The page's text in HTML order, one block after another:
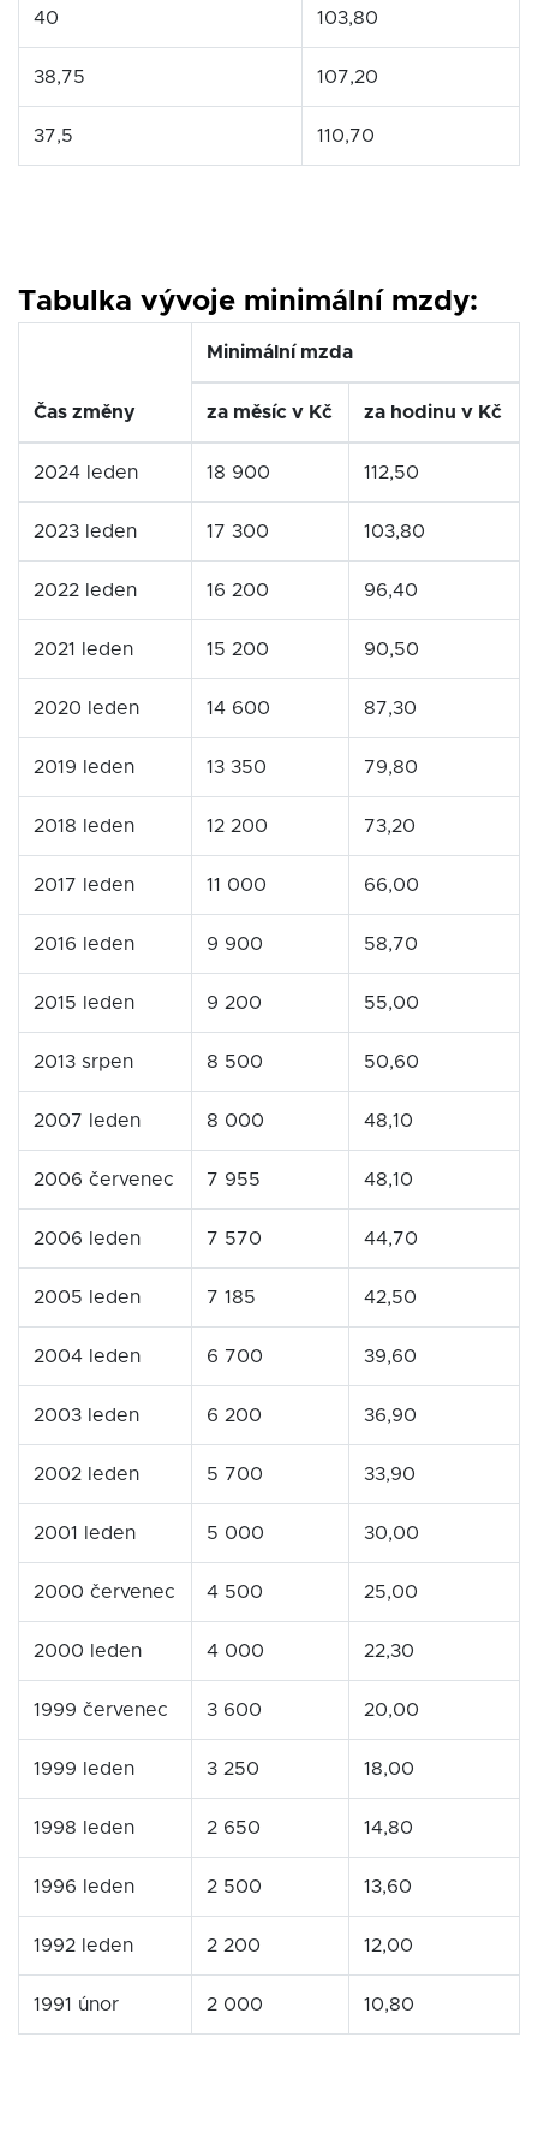
40 103,80
38,75 107,20
37,5 110,70
Tabulka vývoje minimální mzdy:
Čas změny
Minimální mzda
za měsíc v Kč za hodinu v Kč
2024 leden 18 900 112,50
2023 leden 17 300 103,80
2022 leden 16 200 96,40
2021 leden 15 200 90,50
2020 leden 14 600 87,30
2019 leden 13 350 79,80
2018 leden 12 200 73,20
2017 leden 11 000 66,00
2016 leden 9 900 58,70
2015 leden 9 200 55,00
2013 srpen 8 500 50,60
2007 leden 8 000 48,10
2006 červenec 7 955 48,10
2006 leden 7 570 44,70
2005 leden 7 185 42,50
2004 leden 6 700 39,60
2003 leden 6 200 36,90
2002 leden 5 700 33,90
2001 leden 5 000 30,00
2000 červenec 4 500 25,00
2000 leden 4 000 22,30
1999 červenec 3 600 20,00
1999 leden 3 250 18,00
1998 leden 2 650 14,80
1996 leden 2 500 13,60
1992 leden 2 200 12,00
1991 únor 2 000 10,80